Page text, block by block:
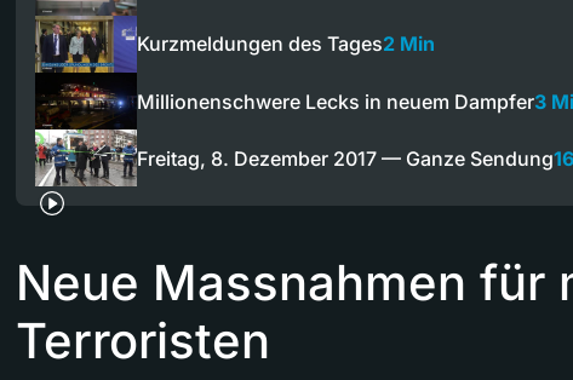
Kurzmeldungen des Tages2 Min
Millionenschwere Lecks in neuem Dampfer3
Freitag, 8. Dezember 2017 — Ganze Sendung
Neue Massnahmen für
Terroristen